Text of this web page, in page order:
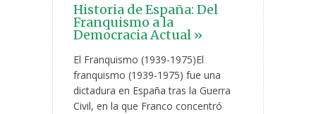
Historia de España: Del
Franquismo a la
Democracia Actual »
El Franquismo (1939-1975)El
franquismo (1939-1975) fue una
dictadura en España tras la Guerra
Civil, en la que Franco concentró